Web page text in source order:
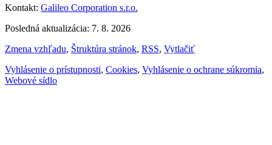
Kontakt: Galileo Corporation s.r.o.
Posledná aktualizácia: 7. 8. 2026
Zmena vzhľadu, Štruktúra stránok, RSS, Vytlačiť
Vyhlásenie o prístupnosti, Cookies, Vyhlásenie o ochrane súkromia,
Webové sídlo